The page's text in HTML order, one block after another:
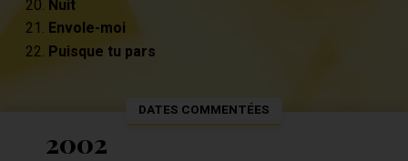
Nuit
Envole-moi
Puisque tu pars
DATES COMMENTÉES
2002